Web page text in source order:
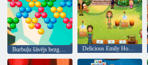
Delicious Emily Home Sweet Home